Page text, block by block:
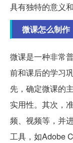
具有独特的意义
微课怎么制作
微课是一种非常
前和课后的学习
先，确定微课的
实用性。其次，
频、视频等，并
工具，如Adobe